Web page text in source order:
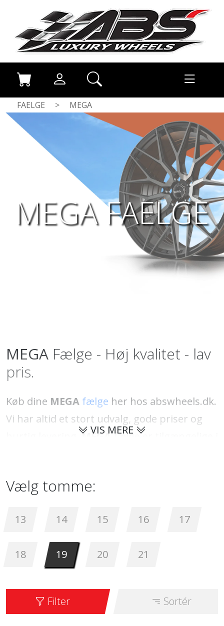
FAELGE > MEGA
MEGA FAELGE
MEGA Fælge - Høj kvalitet - lav
pris.
Køb dine MEGA fælge her hos abswheels.dk.
Vi har altid et stort udvalg, gode priser og
hurtig levering.MEGAfælge er tilgængelige i
ZENITH Populære farver fra
VIS MERE
Vælg tomme:
13 14 15 16 17
18 19 20 21
Filter Sortér